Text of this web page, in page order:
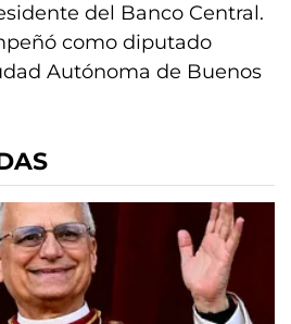
del Banco Central.
como diputado
Autónoma de Buenos